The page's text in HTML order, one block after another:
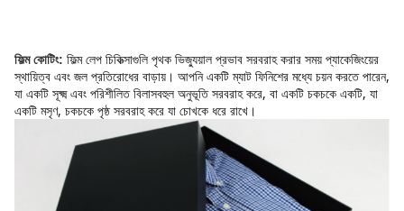
ফিল্ম কোটিং: ফিল্ম লেপ চিকিত্সাগুলি পৃথক ভিজ্যুয়াল প্রভাব সরবরাহ করার সময় প্যাকেজিংয়ের
স্থায়িত্ব এবং জল প্রতিরোধের বাড়ায়। আপনি একটি ম্যাট ফিনিশের মধ্যে চয়ন করতে পারেন,
যা একটি সূক্ষ্ম এবং পরিশীলিত বিলাসবহুল অনুভূতি সরবরাহ করে, বা একটি চকচকে একটি, যা
একটি মসৃণ, চকচকে পৃষ্ঠ সরবরাহ করে যা চোখকে ধরে রাখে।